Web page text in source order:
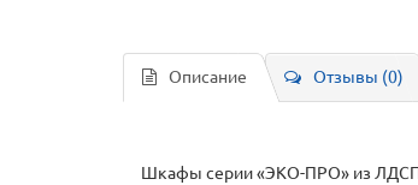
Описание Отзывы (0)
Шкафы серии «ЭКО-ПРО» из